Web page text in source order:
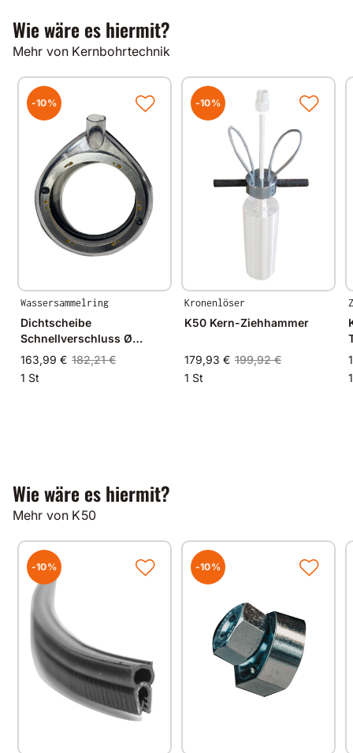
erhältlich in den Größen
600x600mm
500x700mm
300x1000mm
500x1000mm
800x1400mm
1500x1500mm (Sonderanfertigung - Lieferung
mind. 8 Wochen)
Wie wäre es hiermit?
Mehr von Kernbohrtechnik
-10%
Wassersammelring
Dichtscheibe
Schnellverschluss Ø
350mm
163,99 € 182,21 €
1 St
-10%
Kronenlöser
K50 Kern-Ziehhammer
179,93 € 199,92 €
1 St
Wie wäre es hiermit?
Mehr von K50
-10% -10%